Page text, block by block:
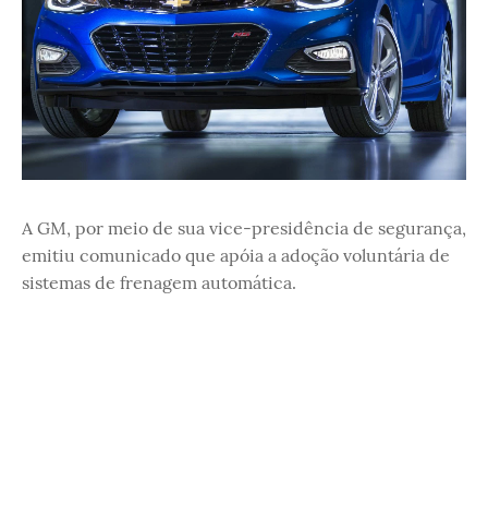
A GM, por meio de sua vice-presidência de segurança,
emitiu comunicado que apóia a adoção voluntária de
sistemas de frenagem automática.